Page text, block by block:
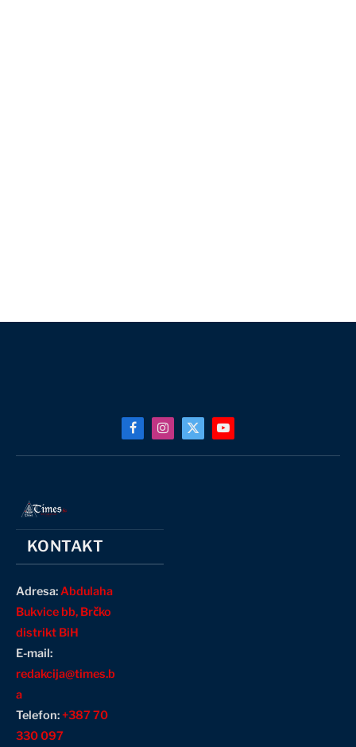
FacebookInstagram
X
YouTube
KONTAKT
Adresa:Abdulaha
Bukvice bb, Brčko
distrikt BiH
E-mail:
redakcija@times.b
a
Telefon:+387 70
330 097